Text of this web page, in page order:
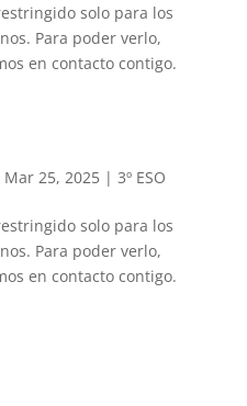
solo para los
Para poder verlo,
en contacto contigo.
Mar 25, 2025| 3º ESO
solo para los
Para poder verlo,
en contacto contigo.